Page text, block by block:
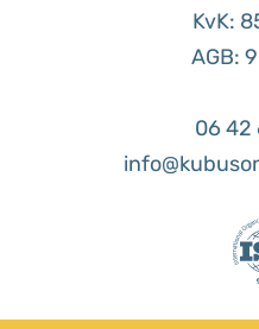
KvK:
AGB:
06 42